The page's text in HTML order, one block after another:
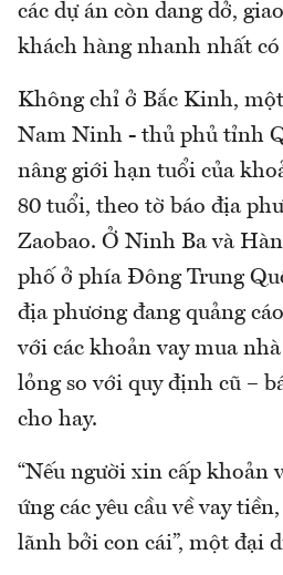
các dự án còn dang dở,
khách hàng nhanh nhất có
Không chỉ ở Bắc Kinh,
Nam Ninh - thủ phủ tỉnh
nâng giới hạn tuổi của
80 tuổi, theo tờ báo địa
Zaobao. Ở Ninh Ba và
phố ở phía Đông Trung
địa phương đang quảng
với các khoản vay mua
lỏng so với quy định cũ –
cho hay.
“Nếu người xin cấp khoản
ứng các yêu cầu về vay
lãnh bởi con cái”, một đại